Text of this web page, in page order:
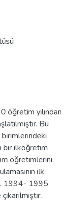
öğretim yılından
Bu
bir ilköğretim
öğretimlerini
ilk
1994- 1995